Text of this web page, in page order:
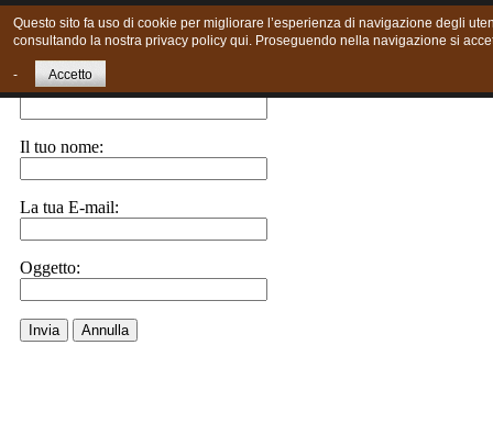
Invia ad un amico.
E-Mail a:
Il tuo nome:
La tua E-mail:
Oggetto:
Invia Annulla
Questo sito fa uso di cookie per migliorare l’esperienza di navigazione degli
consultando la nostra privacy policy qui. Proseguendo nella navigazione si
- Accetto